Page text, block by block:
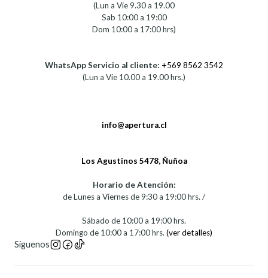
(Lun a Vie 9.30 a 19.00
Sab 10:00 a 19:00
Dom 10:00 a 17:00 hrs)
WhatsApp Servicio al cliente: +569 8562 3542
(Lun a Vie 10.00 a 19.00 hrs.)
info@apertura.cl
Los Agustinos 5478, Ñuñoa
Horario de Atención:
de Lunes a Viernes de 9:30 a 19:00 hrs. /
Sábado de 10:00 a 19:00 hrs.
Domingo de 10:00 a 17:00 hrs.(ver detalles)
Síguenos